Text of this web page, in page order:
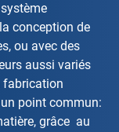
conception de
ou avec des
aussi variés
fabrication
point commun:
grâce au